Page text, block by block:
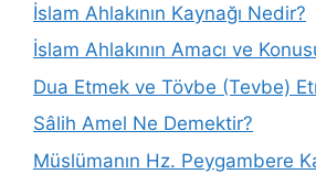
İslam Ahlakının Kaynağı Nedir?
İslam Ahlakının Amacı ve
Dua Etmek ve Tövbe (Tevbe)
Sâlih Amel Ne Demektir?
Müslümanın Hz. Peygambere